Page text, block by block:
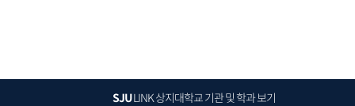
SJULINK상지대학교 기관 및 학과 보기